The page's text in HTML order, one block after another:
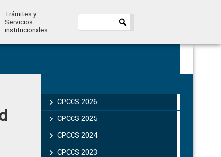
Trámites y
Servicios
institucionales
Sidebar
CPCCS 2026
CPCCS 2025
CPCCS 2024
CPCCS 2023